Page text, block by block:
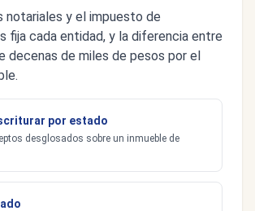
notariales y el impuesto de
fija cada entidad, y la diferencia entre
decenas de miles de pesos por el
por estado
desglosados sobre un inmueble de